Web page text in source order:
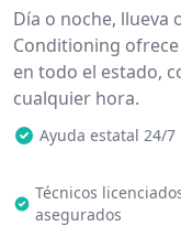
Día o noche,
Conditioning ofrece
en todo el estado,
cualquier hora.
Ayuda estatal 24/7
Técnicos
asegurados